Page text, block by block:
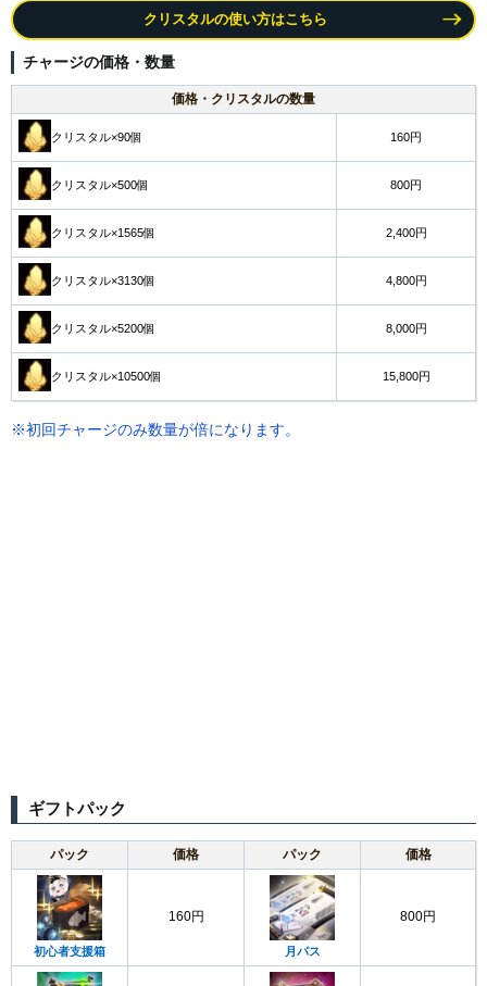
クリスタルの使い方はこちら
チャージの価格・数量
価格・クリスタルの数量
クリスタル×90個 160円
クリスタル×500個 800円
クリスタル×1565個 2,400円
クリスタル×3130個 4,800円
クリスタル×5200個 8,000円
クリスタル×10500個 15,800円
※初回チャージのみ数量が倍になります。
ギフトパック
パック 価格 パック 価格
初心者支援箱
160円
月パス
800円